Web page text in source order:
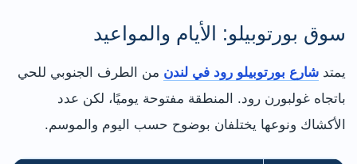
سوق بورتوبيلو: الأيام والمواعيد
يمتد شارع بورتوبيلو رود في لندن من الطرف الجنوبي للحي
باتجاه غولبورن رود. المنطقة مفتوحة يوميًا، لكن عدد
الأكشاك ونوعها يختلفان بوضوح حسب اليوم والموسم.